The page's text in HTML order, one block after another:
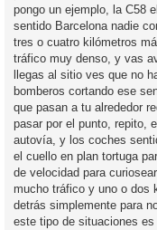
pongo un ejemplo, la C58
sentido Barcelona nadie
tres o cuatro kilómetros
tráfico muy denso, y vas
llegas al sitio ves que no
bomberos cortando ese
que pasan a tu alrededor
pasar por el punto, repito,
autovía, y los coches
el cuello en plan tortuga
de velocidad para
mucho tráfico y uno o dos
detrás simplemente para
este tipo de situaciones